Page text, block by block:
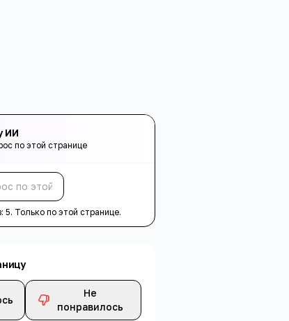
ИИ
по этой странице
5. Только по этой странице.
Не
понравилось